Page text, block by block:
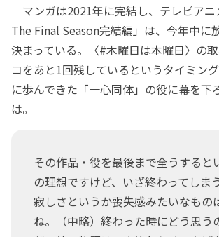
マンガは2021年に完結し、テレビアニ
The Final Season完結編」は、今年中に
決まっている。〈#木曜日は本曜日〉の
コをあと1回残しているというタイミン
に歩んできた「一心同体」の役に幕を下
は。
その作品・役を最後まで全うすると
の理想ですけど、いざ終わってしま
寂しさというか喪失感みたいなもの
ね。（中略）終わった時にどう思う